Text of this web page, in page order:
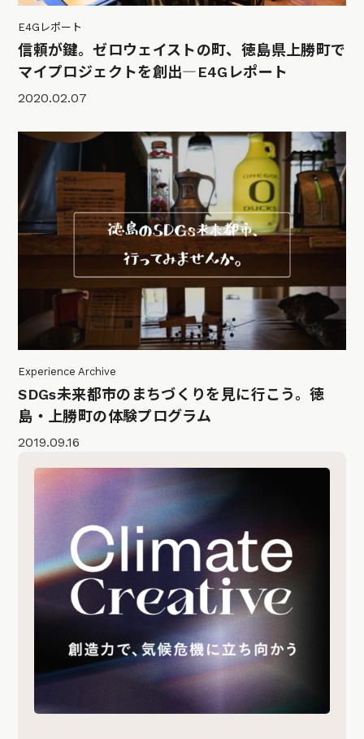
E4Gレポート
信頼が鍵。ゼロウェイストの町、徳島県上勝町で
マイプロジェクトを創出―E4Gレポート
2020.02.07
Experience Archive
SDGs未来都市のまちづくりを見に行こう。徳
島・上勝町の体験プログラム
2019.09.16